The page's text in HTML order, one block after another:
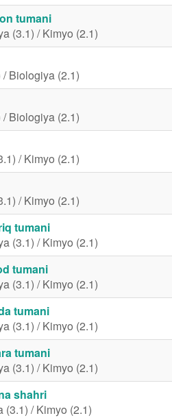
tumani
(3.1) / Kimyo (2.1)
Biologiya (2.1)
Biologiya (2.1)
/ Kimyo (2.1)
/ Kimyo (2.1)
tumani
(3.1) / Kimyo (2.1)
tumani
(3.1) / Kimyo (2.1)
tumani
(3.1) / Kimyo (2.1)
tumani
(3.1) / Kimyo (2.1)
shahri
/ Kimyo (2.1)